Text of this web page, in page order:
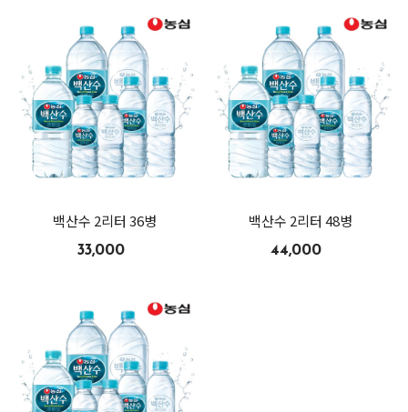
백산수 2리터 36병
33,000
백산수 2리터 48병
44,000